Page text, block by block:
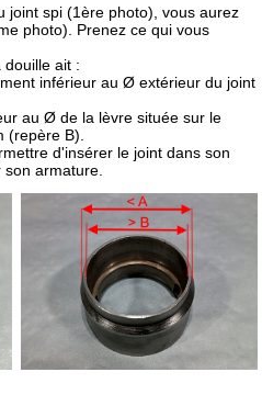
joint spi (1ère photo), vous aurez
photo). Prenez ce qui vous
douille ait :
inférieur au Ø extérieur du joint
au Ø de la lèvre située sur le
(repère B).
d'insérer le joint dans son
armature.